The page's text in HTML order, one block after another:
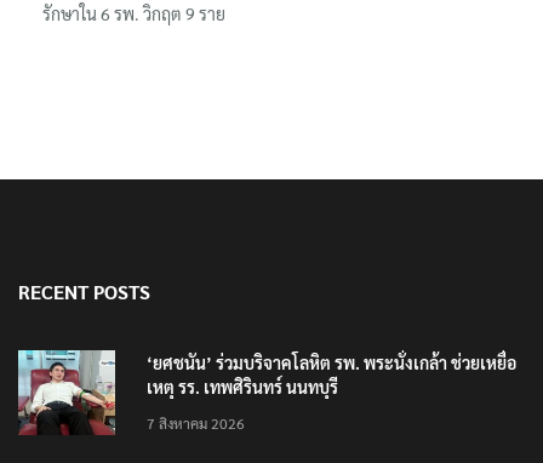
รักษาใน 6 รพ. วิกฤต 9 ราย
RECENT POSTS
‘ยศชนัน’ ร่วมบริจาคโลหิต รพ. พระนั่งเกล้า ช่วยเหยื่อ
เหตุ รร. เทพศิรินทร์ นนทบุรี
7 สิงหาคม 2026